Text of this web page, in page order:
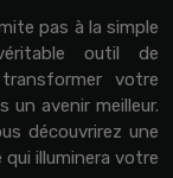
pas à la simple
outil de
votre
un avenir meilleur.
découvrirez une
illuminera votre